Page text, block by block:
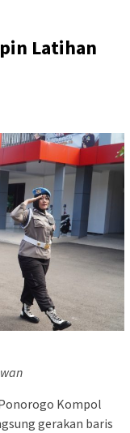
Latihan
Kompol
gerakan baris